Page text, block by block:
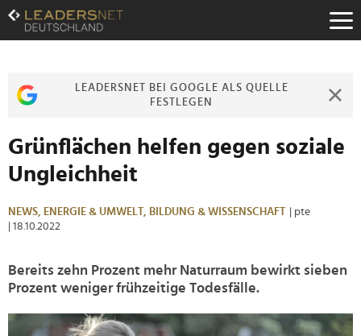
Zum
Inhalt
Zur
Zur
LEADERSNET BEI GOOGLE ALS QUELLE
FESTLEGEN
Grünflächen helfen gegen soziale
Ungleichheit
NEWS, ENERGIE & UMWELT, BILDUNG & WISSENSCHAFT
| pte
| 18.10.2022
Bereits zehn Prozent mehr Naturraum bewirkt sieben
Prozent weniger frühzeitige Todesfälle.
>